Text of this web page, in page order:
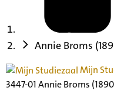
Annie Broms
Mijn
3447-01 Annie Broms